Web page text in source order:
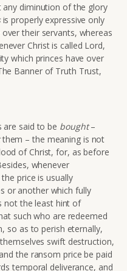
diminution of the glory
is properly expressive only
their servants, whereas
Christ is called Lord,
which princes have over
Banner of Truth Trust,
are said to be bought–
them – the meaning is not
of Christ, for, as before
whenever
price is usually
or another which fully
not the least hint of
such who are redeemed
so as to perish eternally,
swift destruction,
the ransom price be paid
temporal deliverance, and